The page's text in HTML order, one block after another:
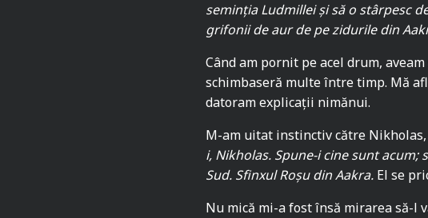
seminția Ludmillei și să o stârpesc
grifonii de aur de pe zidurile din
Când am pornit pe acel drum,
schimbaseră multe între timp. Mă
datoram explicații nimănui.
M-am uitat instinctiv către
i, Nikholas. Spune-i cine sunt
Sud. Sfinxul Roșu din Aakra. El se
Nu mică mi-a fost însă mirarea să-l